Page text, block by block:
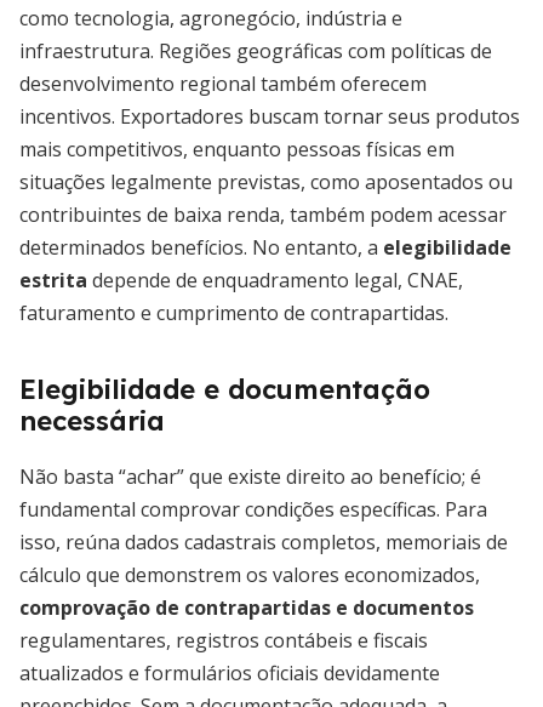
como tecnologia, agronegócio, indústria e
infraestrutura. Regiões geográficas com políticas de
desenvolvimento regional também oferecem
incentivos. Exportadores buscam tornar seus produtos
mais competitivos, enquanto pessoas físicas em
situações legalmente previstas, como aposentados ou
contribuintes de baixa renda, também podem acessar
determinados benefícios. No entanto, a elegibilidade
estrita depende de enquadramento legal, CNAE,
faturamento e cumprimento de contrapartidas.
Elegibilidade e documentação
necessária
Não basta “achar” que existe direito ao benefício; é
fundamental comprovar condições específicas. Para
isso, reúna dados cadastrais completos, memoriais de
cálculo que demonstrem os valores economizados,
comprovação de contrapartidas e documentos
regulamentares, registros contábeis e fiscais
atualizados e formulários oficiais devidamente